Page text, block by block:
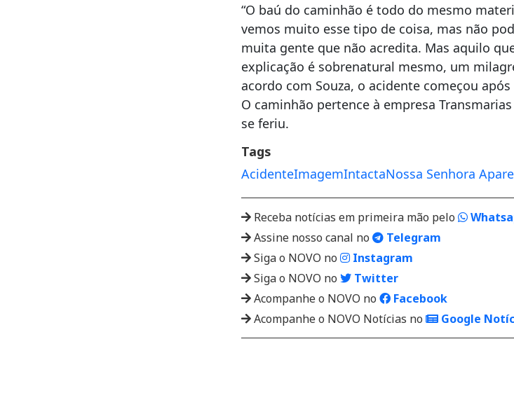
“O baú do caminhão é todo do mesmo
vemos muito esse tipo de coisa, mas não
muita gente que não acredita. Mas aquilo
explicação é sobrenatural mesmo, um
acordo com Souza, o acidente começou
O caminhão pertence à empresa
se feriu.
Tags
AcidenteImagemIntactaNossa Senhora
Receba notícias em primeira mão pelo
Assine nosso canal no
Telegram
Siga o NOVO no
Instagram
Siga o NOVO no
Twitter
Acompanhe o NOVO no
Facebook
Acompanhe o NOVO Notícias no
Google